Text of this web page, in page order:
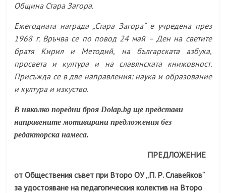
Община Стара Загора.
Ежегодната награда „Стара Загора“ е учредена през
1968 г. Връчва се по повод 24 май – Ден на светите
братя Кирил и Методий, на българската азбука,
просвета и култура и на славянската книжовност.
Присъжда се в две направления: наука и образование
и култура и изкуство.
В няколко поредни броя Dolap.bgще представи
направените мотивирани предложения без
редакторска намеса.
ПРЕДЛОЖЕНИЕ
от Обществения съвет при Второ ОУ „П. Р. Славейков“
за удостояване на педагогическия колектив на Второ